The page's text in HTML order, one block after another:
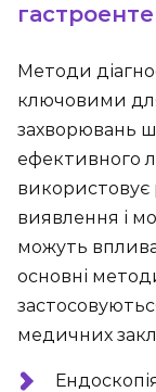
Методи
ключовими
захворювань
ефективного
використовує
виявлення і
можуть
основні
медичних